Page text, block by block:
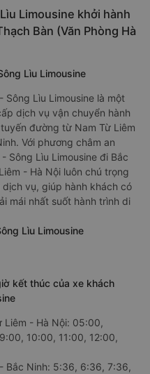
Limousine khởi hành
Bàn (Văn Phòng Hà
Lìu Limousine
Lìu Limousine là một
dịch vụ vận chuyển hành
đường từ Nam Từ Liêm
Với phương châm an
Sông Lìu Limousine đi Bắc
- Hà Nội luôn chú trọng
vụ, giúp hành khách có
mái nhất suốt hành trình di
Lìu Limousine
kết thúc của xe khách
Liêm - Hà Nội: 05:00,
10:00, 11:00, 12:00,
Bắc Ninh: 5:36, 6:36, 7:36,